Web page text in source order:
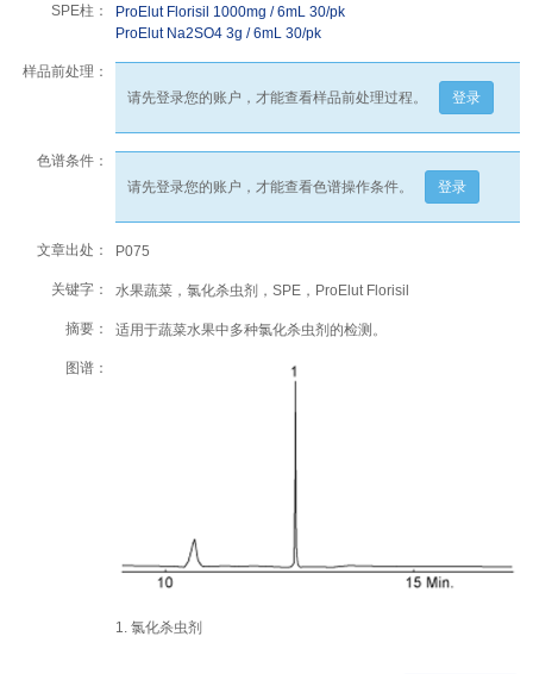
SPE柱：
ProElut Florisil 1000mg / 6mL 30/pk
ProElut Na2SO4 3g / 6mL 30/pk
样品前处理：
请先登录您的账户，才能查看样品前处理过程。
登录
色谱条件：
请先登录您的账户，才能查看色谱操作条件。
登录
文章出处： P075
关键字： 水果蔬菜，氯化杀虫剂，SPE，ProElut Florisil
摘要： 适用于蔬菜水果中多种氯化杀虫剂的检测。
图谱：
1. 氯化杀虫剂